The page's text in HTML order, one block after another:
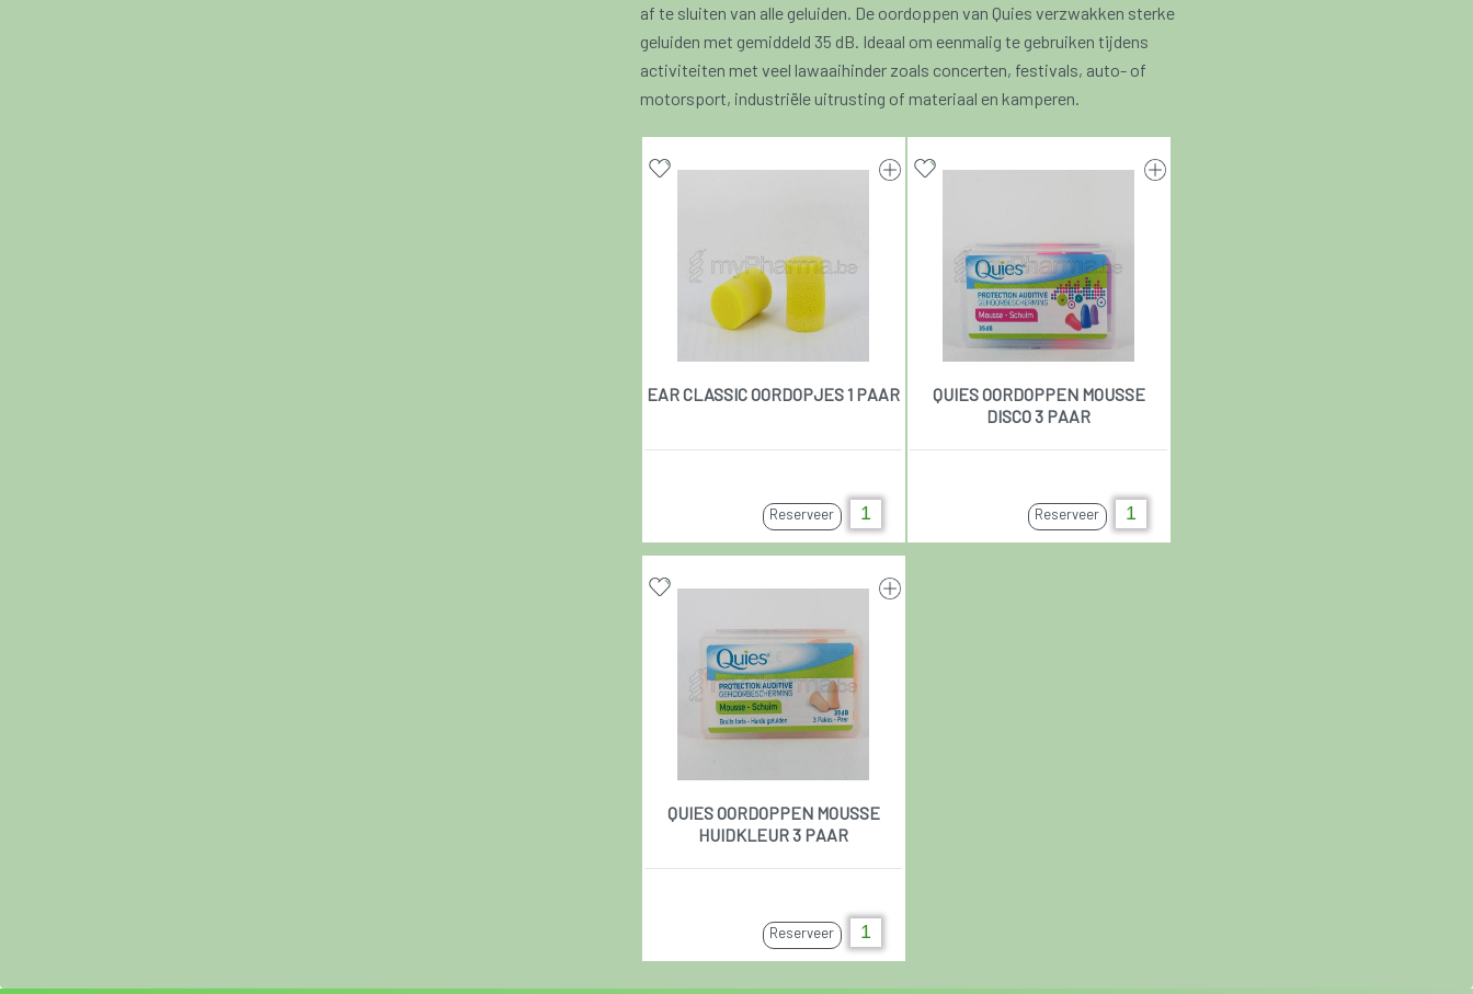
af te sluiten van alle geluiden. De oordoppen van Quies verzwakken sterke
geluiden met gemiddeld 35 dB. Ideaal om eenmalig te gebruiken tijdens
activiteiten met veel lawaaihinder zoals concerten, festivals, auto- of
motorsport, industriële uitrusting of materiaal en kamperen.
EAR CLASSIC OORDOPJES 1 PAAR
Reserveer
QUIES OORDOPPEN MOUSSE
DISCO 3 PAAR
Reserveer
QUIES OORDOPPEN MOUSSE
HUIDKLEUR 3 PAAR
Reserveer